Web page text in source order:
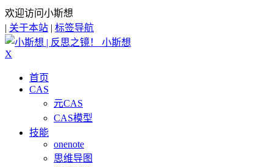
欢迎访问小斯想
| 关于本站 | 标签导航
小斯想
X
首页
CAS
元CAS
CAS模型
技能
onenote
思维导图